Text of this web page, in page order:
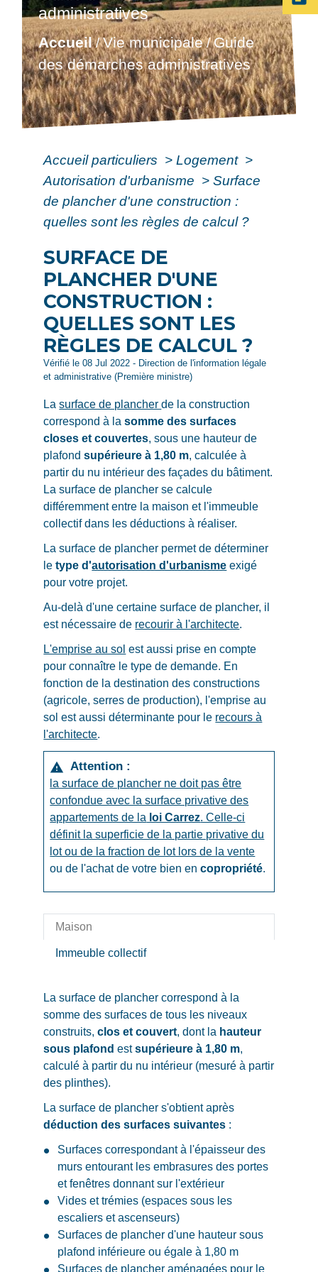
administratives
Accueil/Vie municipale/Guide
des démarches administratives
Accueil particuliers > Logement >
Autorisation d'urbanisme > Surface
de plancher d'une construction :
quelles sont les règles de calcul ?
SURFACE DE
PLANCHER D'UNE
CONSTRUCTION :
QUELLES SONT LES
RÈGLES DE CALCUL ?
Vérifié le 08 Jul 2022 - Direction de l'information légale
et administrative (Première ministre)
Lasurface de plancherde la construction
correspond à lasomme des surfaces
closes et couvertes, sous une hauteur de
plafondsupérieure à 1,80 m, calculée à
partir du nu intérieur des façades du bâtiment.
La surface de plancher se calcule
différemment entre la maison et l'immeuble
collectif dans les déductions à réaliser.
La surface de plancher permet de déterminer
le type d'autorisation d'urbanisme exigé
pour votre projet.
Au-delà d'une certaine surface de plancher, il
est nécessaire de recourir à l'architecte.
L'emprise au sol est aussi prise en compte
pour connaître le type de demande. En
fonction de la destination des constructions
(agricole, serres de production), l'emprise au
sol est aussi déterminante pour le recours à
l'architecte.
warning Attention :
la surface de plancher ne doit pas être
confondue avec la surface privative des
appartements de la loi Carrez. Celle-ci
définit la superficie de la partie privative du
lot ou de la fraction de lot lors de lavente
ou de l'achat de votre bien encopropriété.
Maison
Immeuble collectif
La surface de plancher correspond à la
somme des surfaces de tous les niveaux
construits,clos et couvert, dont la hauteur
sous plafond estsupérieure à 1,80 m,
calculé à partir du nu intérieur (mesuré à partir
des plinthes).
La surface de plancher s'obtient après
déduction des surfaces suivantes :
Surfaces correspondant à l'épaisseur des
murs entourant les embrasures des portes
et fenêtres donnant sur l'extérieur
Vides et trémies (espaces sous les
escaliers et ascenseurs)
Surfaces de plancher d'une hauteur sous
plafond inférieure ou égale à 1,80 m
Surfaces de plancher aménagées pour le